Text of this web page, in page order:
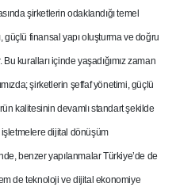
şirketlerin odaklandığı temel
güçlü finansal yapı oluşturma ve doğru
kuralları içinde yaşadığımız zaman
şirketlerin şeffaf yönetimi, güçlü
kalitesinin devamlı standart şekilde
dijital dönüşüm
benzer yapılanmalar Türkiye’de de
de teknoloji ve dijital ekonomiye